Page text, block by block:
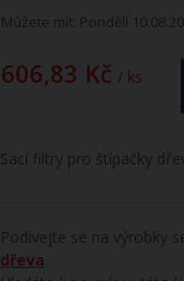
Můžete mít: Pondělí
606,83 Kč / ks
Sací filtry pro štípačky
Podívejte se na výrobky
dřeva